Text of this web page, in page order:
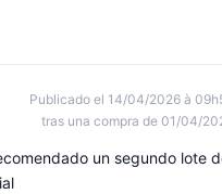
Publicado el 14/04/2026 à
tras una compra de 01/04/
un segundo lote